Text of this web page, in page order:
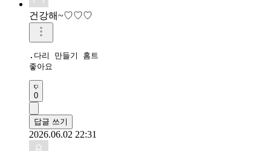
건강해~♡♡♡
.다리 만들기 홈트
좋아요
0
답글 쓰기
2026.06.02 22:31